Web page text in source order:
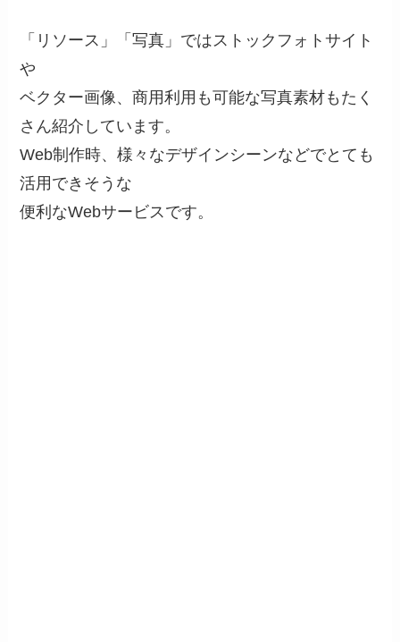
「リソース」「写真」ではストックフォトサイト
や
ベクター画像、商用利用も可能な写真素材もたく
さん紹介しています。
Web制作時、様々なデザインシーンなどでとても
活用できそうな
便利なWebサービスです。